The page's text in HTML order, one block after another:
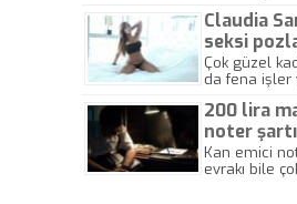
Claudia
seksi
Çok güzel
da fena işler
200 lira
noter
Kan emici
evrakı bile